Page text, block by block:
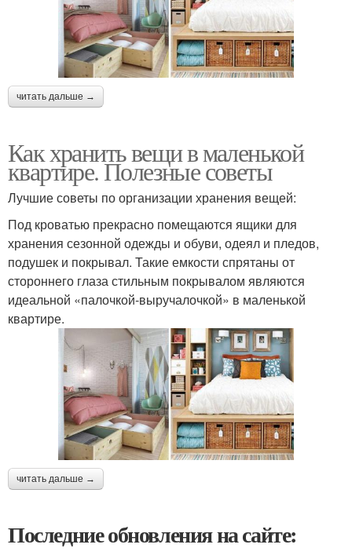
читать дальше →
Как хранить вещи в маленькой
квартире. Полезные советы
Лучшие советы по организации хранения вещей:
Под кроватью прекрасно помещаются ящики для
хранения сезонной одежды и обуви, одеял и пледов,
подушек и покрывал. Такие емкости спрятаны от
стороннего глаза стильным покрывалом являются
идеальной «палочкой-выручалочкой» в маленькой
квартире.
читать дальше →
Последние обновления на сайте: